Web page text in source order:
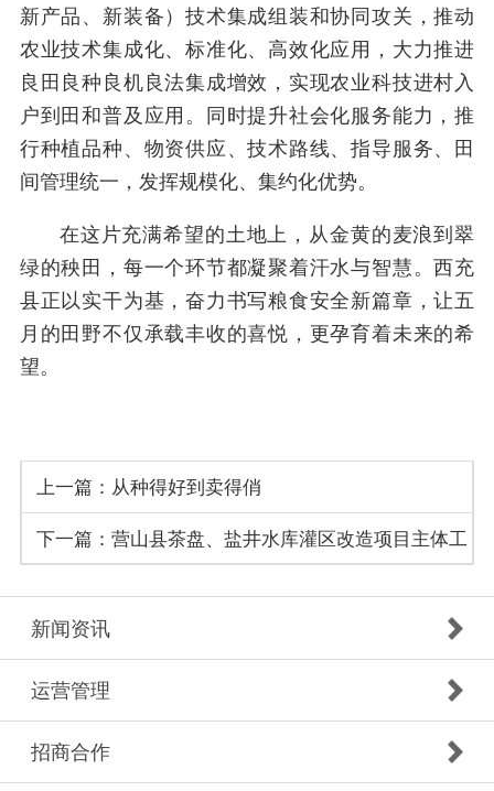
新产品、新装备）技术集成组装和协同攻关，推动
农业技术集成化、标准化、高效化应用，大力推进
良田良种良机良法集成增效，实现农业科技进村入
户到田和普及应用。同时提升社会化服务能力，推
行种植品种、物资供应、技术路线、指导服务、田
间管理统一，发挥规模化、集约化优势。
在这片充满希望的土地上，从金黄的麦浪到翠
绿的秧田，每一个环节都凝聚着汗水与智慧。西充
县正以实干为基，奋力书写粮食安全新篇章，让五
月的田野不仅承载丰收的喜悦，更孕育着未来的希
望。
上一篇： 从种得好到卖得俏
下一篇： 营山县茶盘、盐井水库灌区改造项目主体工
程基本完工，将为5.27万亩农田筑起“水屏障”
新闻资讯
运营管理
招商合作